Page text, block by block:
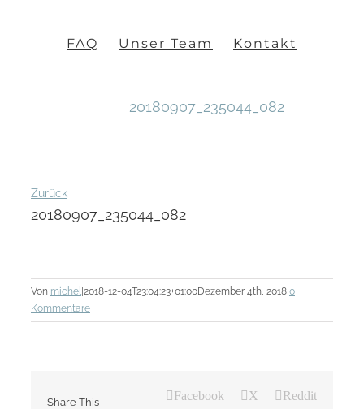
FAQ Unser Team Kontakt
20180907_235044_082
Zurück
20180907_235044_082
Von michel |2018-12-04T23:04:23+01:00Dezember 4th, 2018|0
Kommentare
Share This
Facebook X
Reddit